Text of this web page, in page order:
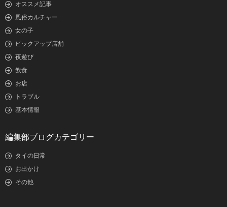
オススメ記事
風俗カルチャー
女の子
ピックアップ店舗
夜遊び
飲食
お店
トラブル
基本情報
編集部ブログカテゴリー
タイの日常
お出かけ
その他